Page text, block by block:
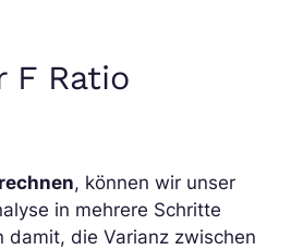
F Ratio
, können wir unser
in mehrere Schritte
damit, die Varianz zwischen